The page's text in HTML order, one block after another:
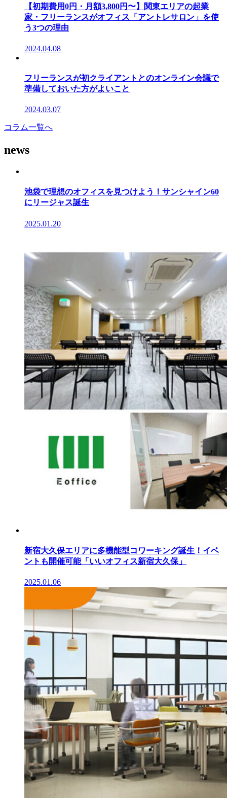
【初期費用0円・月額3,800円〜】関東エリアの起業
家・フリーランスがオフィス「アントレサロン」を使
う3つの理由
2024.04.08
フリーランスが初クライアントとのオンライン会議で
準備しておいた方がよいこと
2024.03.07
コラム一覧へ
news
池袋で理想のオフィスを見つけよう！サンシャイン60
にリージャス誕生
2025.01.20
新宿大久保エリアに多機能型コワーキング誕生！イベ
ントも開催可能「いいオフィス新宿大久保」
2025.01.06